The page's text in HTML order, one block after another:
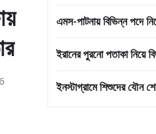
এমস-পাটনায় বিভিন্ন পদে
ইরানের পুরনো পতাকা নিয়ে
ইনস্টাগ্রামে শিশুদের যৌন